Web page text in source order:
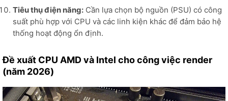
Tiêu thụ điện năng:Cần lựa chọn bộ nguồn (PSU) có công
suất phù hợp với CPU và các linh kiện khác để đảm bảo hệ
thống hoạt động ổn định.
Đề xuất CPU AMD và Intel cho công việc render
(năm 2026)